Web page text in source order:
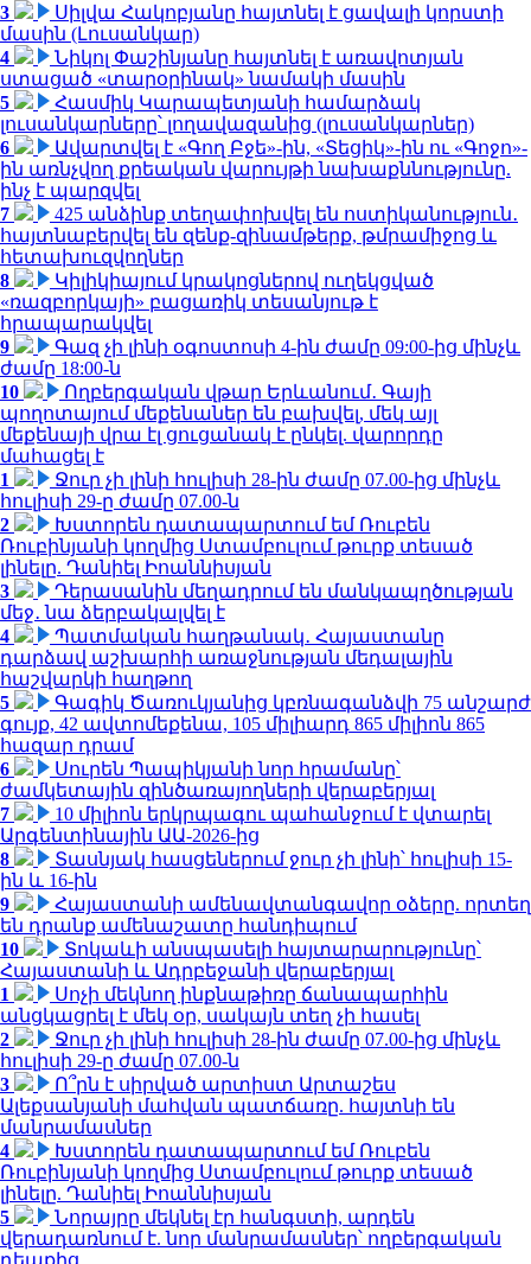
3
Սիլվա Հակոբյանը հայտնել է ցավալի կորստի
մասին (Լուսանկար)
4
Նիկոլ Փաշինյանը հայտնել է առավոտյան
ստացած «տարօրինակ» նամակի մասին
5
Հասմիկ Կարապետյանի համարձակ
լուսանկարները՝ լողավազանից (լուսանկարներ)
6
Ավարտվել է «Գող Բջե»-ին, «Տեցիկ»-ին ու «Գոջո»-
ին առնչվող քրեական վարույթի նախաքննությունը.
ինչ է պարզվել
7
425 անձինք տեղափոխվել են ոստիկանություն․
հայտնաբերվել են զենք-զինամթերք, թմրամիջոց և
հետախուզվողներ
8
Կիլիկիայում կրակոցներով ուղեկցված
«ռազբորկայի» բացառիկ տեսանյութ է
հրապարակվել
9
Գազ չի լինի օգոստոսի 4-ին ժամը 09:00-ից մինչև
ժամը 18:00-ն
10
Ողբերգական վթար Երևանում․ Գայի
պողոտայում մեքենաներ են բախվել, մեկ այլ
մեքենայի վրա էլ ցուցանակ է ընկել. վարորդը
մահացել է
1
Ջուր չի լինի հուլիսի 28-ին ժամը 07.00-ից մինչև
հուլիսի 29-ը ժամը 07.00-ն
2
Խստորեն դատապարտում եմ Ռուբեն
Ռուբինյանի կողմից Ստամբուլում թուրք տեսած
լինելը. Դանիել Իոաննիսյան
3
Դերասանին մեղադրում են մանկապղծության
մեջ․ նա ձերբակալվել է
4
Պատմական հաղթանակ․ Հայաստանը
դարձավ աշխարհի առաջնության մեդալային
հաշվարկի հաղթող
5
Գագիկ Ծառուկյանից կբռնագանձվի 75 անշարժ
գույք, 42 ավտոմեքենա, 105 միլիարդ 865 միլիոն 865
հազար դրամ
6
Սուրեն Պապիկյանի նոր հրամանը՝
ժամկետային զինծառայողների վերաբերյալ
7
10 միլիոն երկրպագու պահանջում է վտարել
Արգենտինային ԱԱ-2026-ից
8
Տասնյակ հասցեներում ջուր չի լինի՝ հուլիսի 15-
ին և 16-ին
9
Հայաստանի ամենավտանգավոր օձերը. որտեղ
են դրանք ամենաշատը հանդիպում
10
Տոկաևի անսպասելի հայտարարությունը՝
Հայաստանի և Ադրբեջանի վերաբերյալ
1
Սոչի մեկնող ինքնաթիռը ճանապարհին
անցկացրել է մեկ օր, սակայն տեղ չի հասել
2
Ջուր չի լինի հուլիսի 28-ին ժամը 07.00-ից մինչև
հուլիսի 29-ը ժամը 07.00-ն
3
Ո՞րն է սիրված արտիստ Արտաշես
Ալեքսանյանի մահվան պատճառը. հայտնի են
մանրամասներ
4
Խստորեն դատապարտում եմ Ռուբեն
Ռուբինյանի կողմից Ստամբուլում թուրք տեսած
լինելը. Դանիել Իոաննիսյան
5
Նորայրը մեկնել էր հանգստի, արդեն
վերադառնում է. նոր մանրամասներ՝ ողբերգական
դեպքից